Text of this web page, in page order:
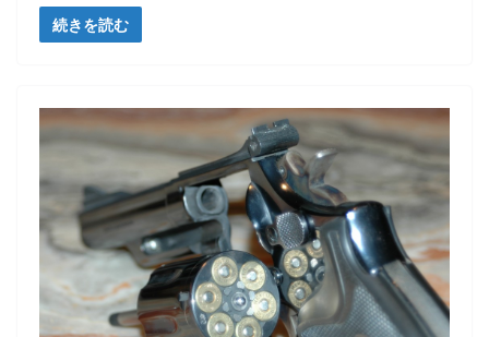
続きを読む